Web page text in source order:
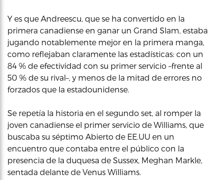
Y es que Andreescu, que se ha convertido en la
primera canadiense en ganar un Grand Slam, estaba
jugando notablemente mejor en la primera manga,
como reflejaban claramente las estadísticas: con un
84 % de efectividad con su primer servicio –frente al
50 % de su rival–, y menos de la mitad de errores no
forzados que la estadounidense.
Se repetía la historia en el segundo set, al romper la
joven canadiense el primer servicio de Williams, que
buscaba su séptimo Abierto de EE.UU en un
encuentro que contaba entre el público con la
presencia de la duquesa de Sussex, Meghan Markle,
sentada delante de Venus Williams.